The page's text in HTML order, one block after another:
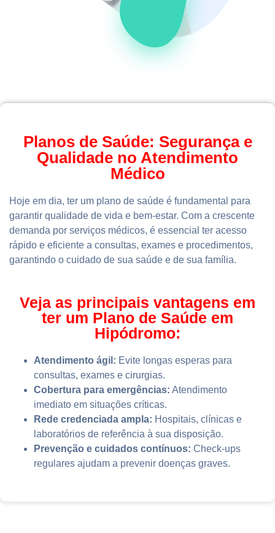
Planos de Saúde: Segurança e
Qualidade no Atendimento
Médico
Hoje em dia, ter um plano de saúde é fundamental para
garantir qualidade de vida e bem-estar. Com a crescente
demanda por serviços médicos, é essencial ter acesso
rápido e eficiente a consultas, exames e procedimentos,
garantindo o cuidado de sua saúde e de sua família.
Veja as principais vantagens em
ter um Plano de Saúde em
Hipódromo:
Atendimento ágil: Evite longas esperas para
consultas, exames e cirurgias.
Cobertura para emergências: Atendimento
imediato em situações críticas.
Rede credenciada ampla: Hospitais, clínicas e
laboratórios de referência à sua disposição.
Prevenção e cuidados contínuos: Check-ups
regulares ajudam a prevenir doenças graves.